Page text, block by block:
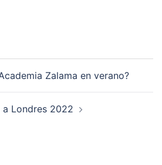
Zalama en verano?
a Londres 2022